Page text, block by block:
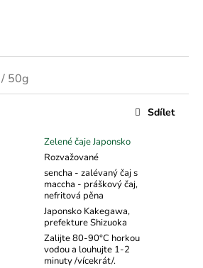
/ 50g
Zelené čaje Japonsko
Rozvažované
sencha - zalévaný čaj s
maccha - práškový čaj,
nefritová pěna
Japonsko Kakegawa,
prefekture Shizuoka
Zalijte 80-90°C horkou
vodou a louhujte 1-2
minuty /vícekrát/.
Sdílet